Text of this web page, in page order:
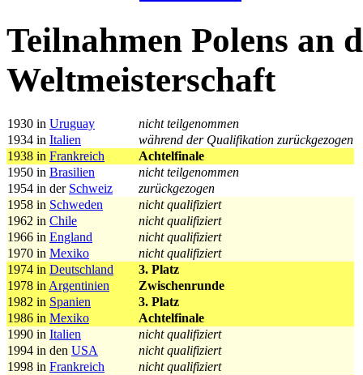
Teilnahmen Polens an
Weltmeisterschaft
1930 in Uruguay
nicht teilgenommen
1934 in Italien
während der Qualifikation zurückgezogen
1938 in Frankreich
Achtelfinale
1950 in Brasilien
nicht teilgenommen
1954 in der Schweiz
zurückgezogen
1958 in Schweden
nicht qualifiziert
1962 in Chile
nicht qualifiziert
1966 in England
nicht qualifiziert
1970 in Mexiko
nicht qualifiziert
1974 in Deutschland
3. Platz
1978 in Argentinien
Zwischenrunde
1982 in Spanien
3. Platz
1986 in Mexiko
Achtelfinale
1990 in Italien
nicht qualifiziert
1994 in den USA
nicht qualifiziert
1998 in Frankreich
nicht qualifiziert